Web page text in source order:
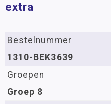
extra
Bestelnummer
1310-BEK3639
Groepen
Groep 8